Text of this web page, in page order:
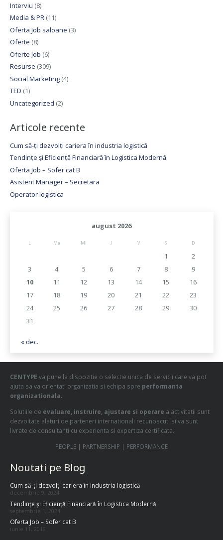
Interviu (8)
Media & PR(11)
Oferta Job saloane (3)
Oferte (8)
Oferte Job (6)
Resurse (309)
Social Marketing(4)
TED (1)
Uncategorized (2)
Articole recente
Cum să-ți dezvolți cariera în industria logistică
Tendințe și Eficiență Financiară în Logistica Modernă
Oferta Job – Sofer cat B
Asistent Manager – Secretara
Operator logistica
august 2026
L Ma Mi J V S D
1
2
3
4 5 6 7 8
9
10
11 12 13 14 15
16
17
18 19 20 21 22
23
24
25 26 27 28 29
30
31
« dec.
CENTYPE va pune la dispozitie o selectie unica de servicii care va pot
ajuta sa va orientati organizatia si echipa spre performanta
organizationala.
Solutiile de evaluare, instruire, ajustare si operare a activitatii sunt
dezvoltate alaturi de parteneri internationali recunoscuti si va sunt
livrate de consultanti cu experienta si expertiza certificata.
PEOPLE | PARTNERSHIP | PERFORMANCE
Noutati pe Blog
Cum să-ți dezvolți cariera în industria logistică
decembrie 9, 2024
Tendințe și Eficiență Financiară în Logistica Modernă
septembrie 1, 2024
Oferta Job – Sofer cat B
iunie 11, 2019